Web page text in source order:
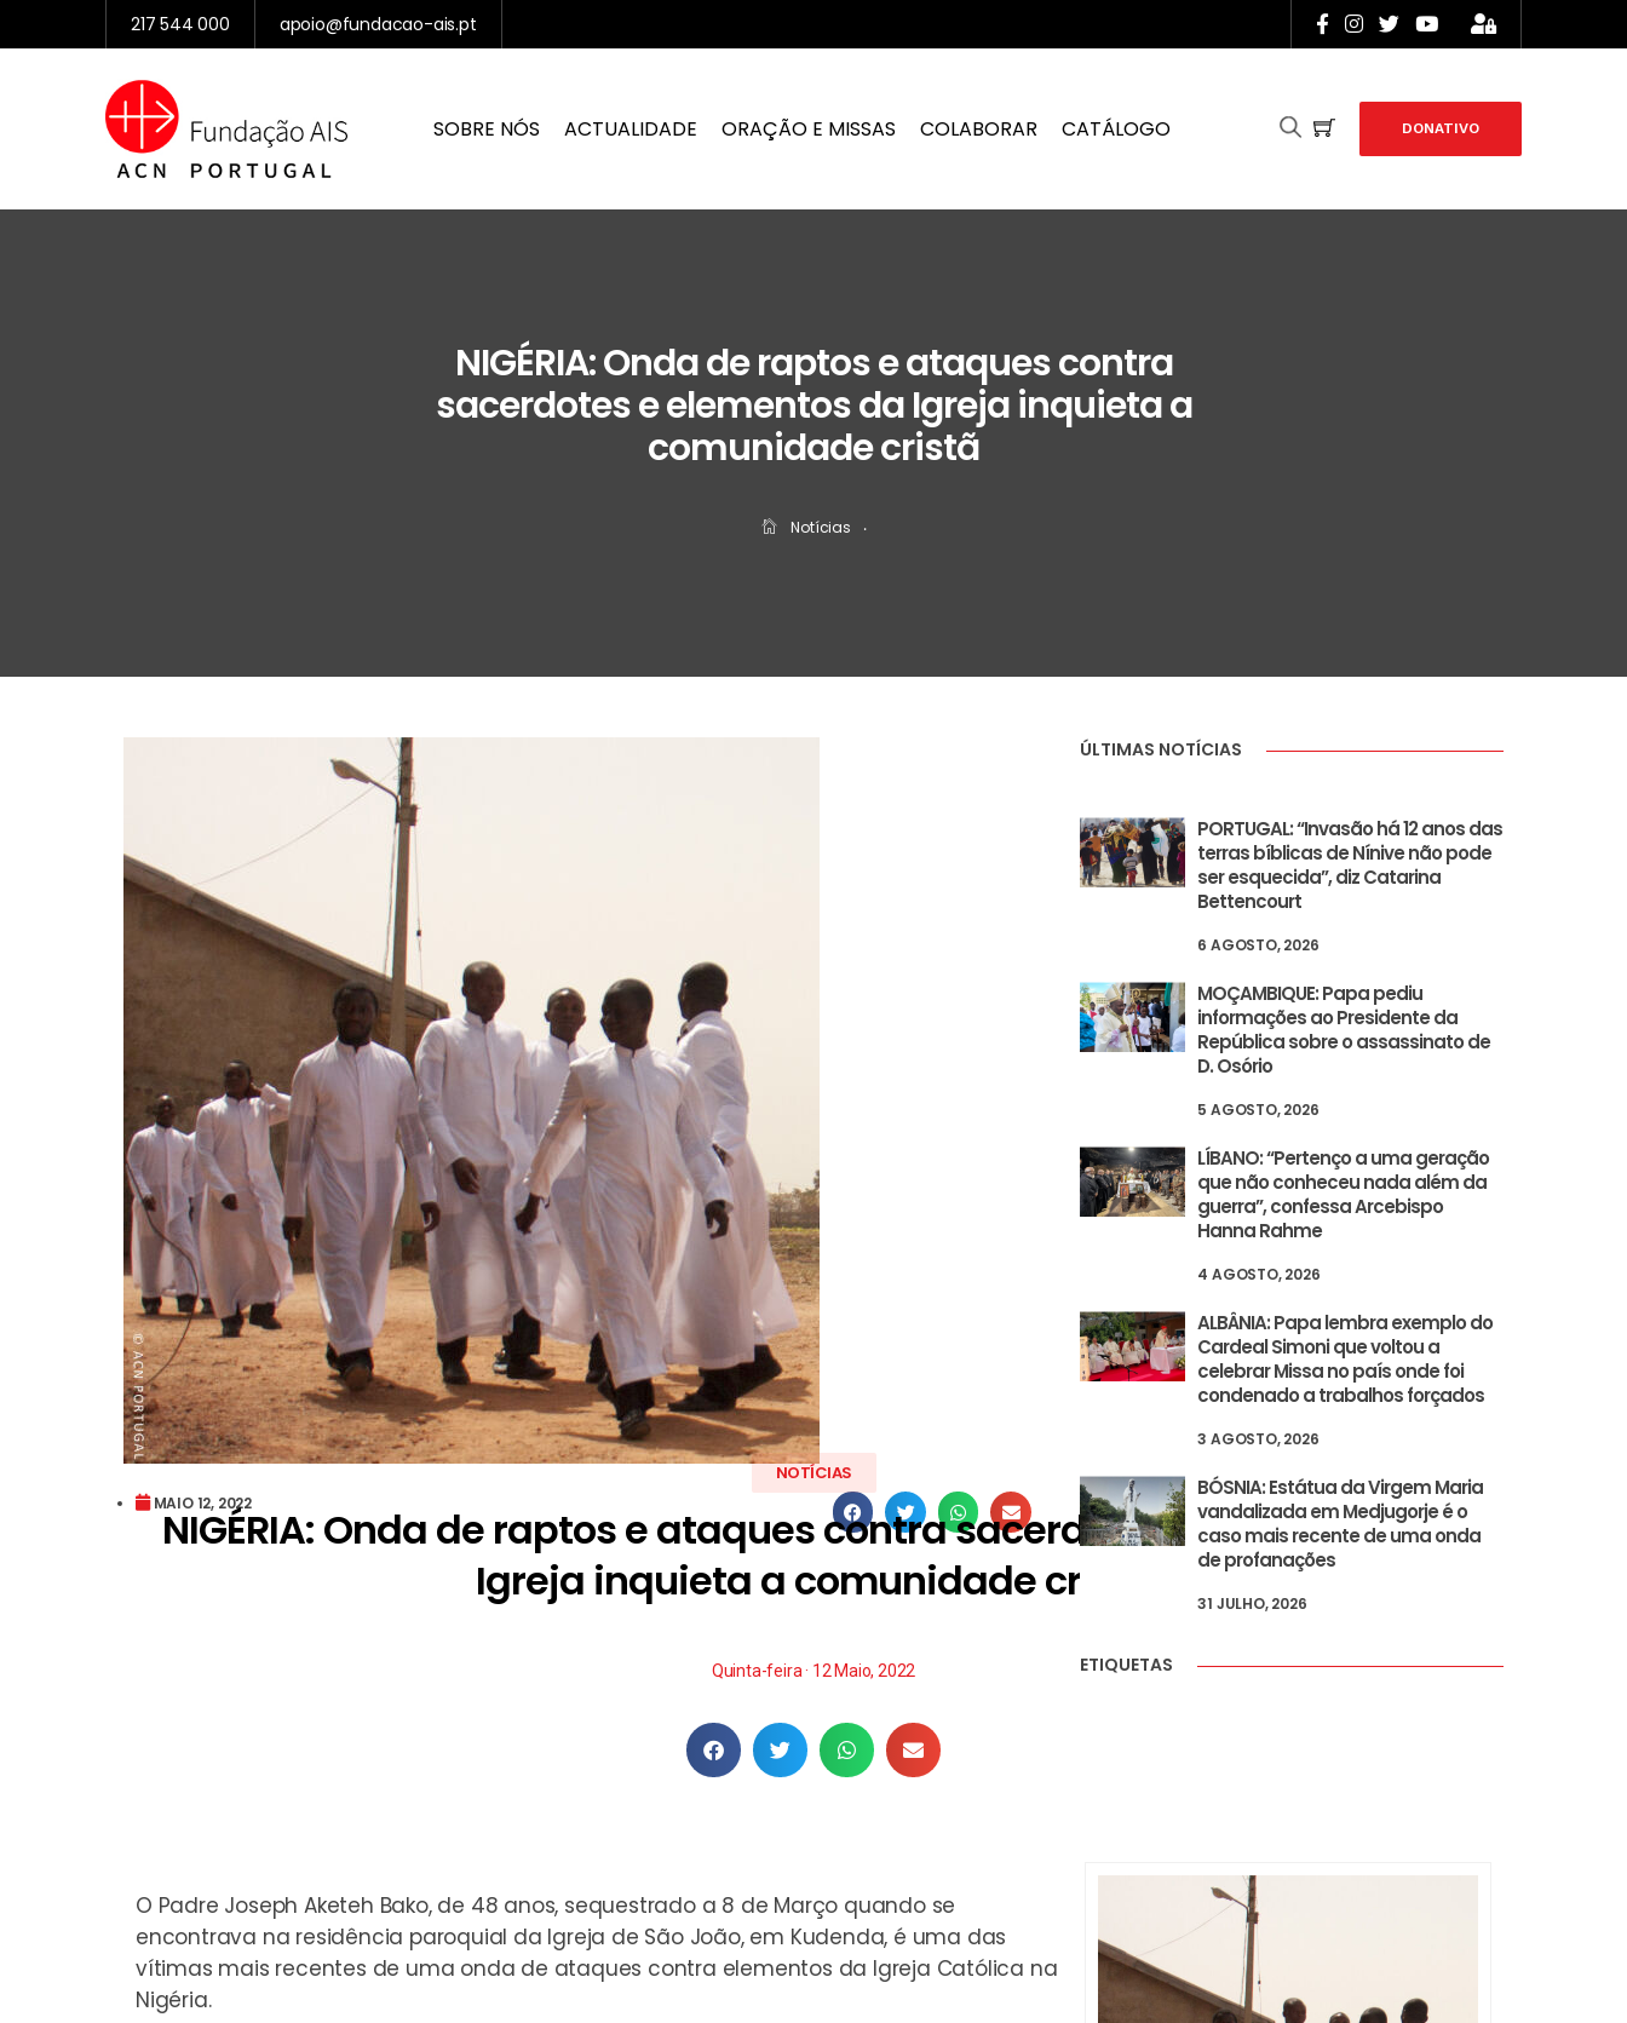
217 544 000 apoio@fundacao-ais.pt
SOBRE NÓS ACTUALIDADE ORAÇÃO E MISSAS COLABORAR CATÁLOGO DONATIVO
NIGÉRIA: Onda de raptos e ataques contra
sacerdotes e elementos da Igreja inquieta a
comunidade cristã
Notícias ‧
MAIO 12, 2022
NOTÍCIAS
NIGÉRIA: Onda de raptos e ataques contra sacerdotes e elementos da
Igreja inquieta a comunidade cristã
Quinta-feira · 12 Maio, 2022
O Padre Joseph Aketeh Bako, de 48 anos, sequestrado a 8 de Março quando se
encontrava na residência paroquial da Igreja de São João, em Kudenda, é uma das
vítimas mais recentes de uma onda de ataques contra elementos da Igreja Católica na
Nigéria.
ÚLTIMAS NOTÍCIAS
PORTUGAL: “Invasão há 12 anos das
terras bíblicas de Nínive não pode
ser esquecida”, diz Catarina
Bettencourt
6 AGOSTO, 2026
MOÇAMBIQUE: Papa pediu
informações ao Presidente da
República sobre o assassinato de
D. Osório
5 AGOSTO, 2026
LÍBANO: “Pertenço a uma geração
que não conheceu nada além da
guerra”, confessa Arcebispo
Hanna Rahme
4 AGOSTO, 2026
ALBÂNIA: Papa lembra exemplo do
Cardeal Simoni que voltou a
celebrar Missa no país onde foi
condenado a trabalhos forçados
3 AGOSTO, 2026
BÓSNIA: Estátua da Virgem Maria
vandalizada em Medjugorje é o
caso mais recente de uma onda
de profanações
31 JULHO, 2026
ETIQUETAS